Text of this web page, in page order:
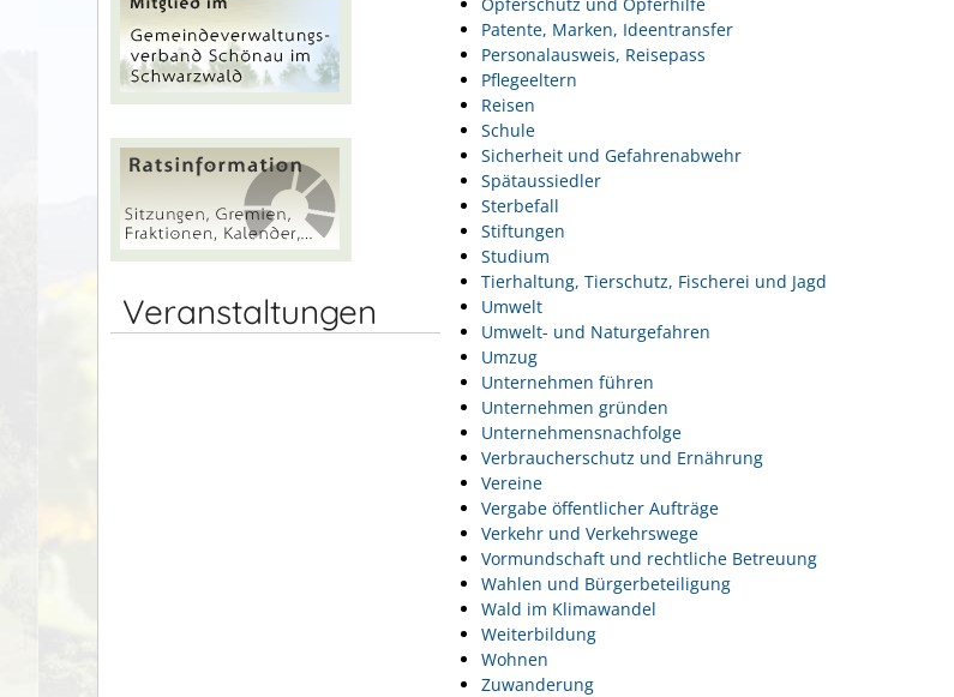
Veranstaltungen
Patente, Marken, Ideentransfer
Personalausweis, Reisepass
Pflegeeltern
Reisen
Schule
Sicherheit und Gefahrenabwehr
Spätaussiedler
Sterbefall
Stiftungen
Studium
Tierhaltung, Tierschutz, Fischerei und Jagd
Umwelt
Umwelt- und Naturgefahren
Umzug
Unternehmen führen
Unternehmen gründen
Unternehmensnachfolge
Verbraucherschutz und Ernährung
Vereine
Vergabe öffentlicher Aufträge
Verkehr und Verkehrswege
Vormundschaft und rechtliche Betreuung
Wahlen und Bürgerbeteiligung
Wald im Klimawandel
Weiterbildung
Wohnen
Zuwanderung